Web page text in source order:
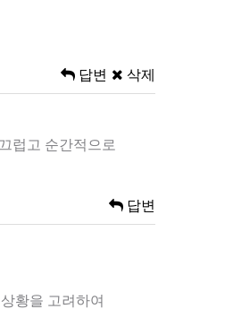
답변
삭제
럽고 순간적으로
답변
황을 고려하여